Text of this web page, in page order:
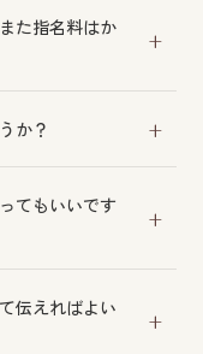
た指名料はか
か？
用も多いで
てもいいです
ご提案も可能
伝えればよい